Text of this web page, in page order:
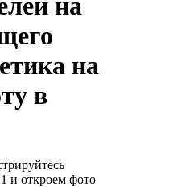
на
на
в
и откроем фото